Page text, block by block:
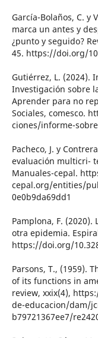
García-Bolaños, C. y
marca un antes y
¿punto y seguido?
45. https://doi.org/
Gutiérrez, L. (2024).
Investigación sobre
Aprender para no
Sociales, comesco.
ciones/informe-
Pacheco, J. y
evaluación multicri-
Manuales-cepal.
cepal.org/entities/
0e0b9da69dd1
Pamplona, F.
otra epidemia.
https://doi.org/
Parsons, T., (1959).
of its functions in
review, xxix(4),
de-educacion/dam/
b79721367ee7/